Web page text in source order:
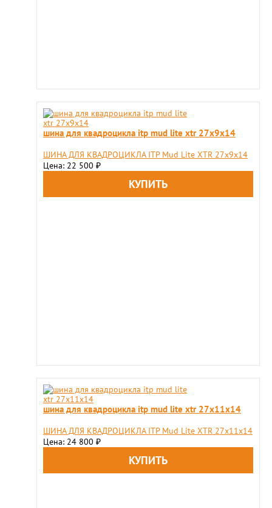
шина для квадроцикла itp mud lite xtr 27х9х14
ШИНА ДЛЯ КВАДРОЦИКЛА ITP Mud Lite XTR 27х9х14
Цена: 22 500 ₽
шина для квадроцикла itp mud lite xtr 27х11х14
ШИНА ДЛЯ КВАДРОЦИКЛА ITP Mud Lite XTR 27х11х14
Цена: 24 800 ₽